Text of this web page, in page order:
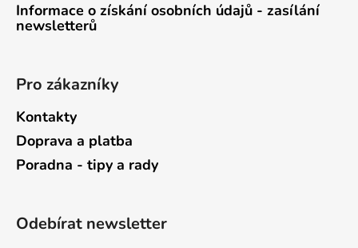
Informace o získání osobních údajů - zasílání
newsletterů
Pro zákazníky
Kontakty
Doprava a platba
Poradna - tipy a rady
Odebírat newsletter